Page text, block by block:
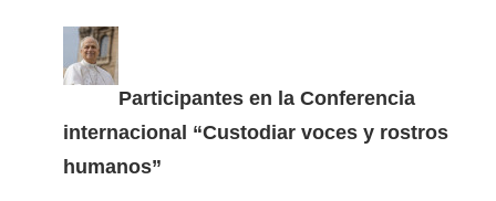
Participantes en la Conferencia
internacional “Custodiar voces y rostros
humanos”